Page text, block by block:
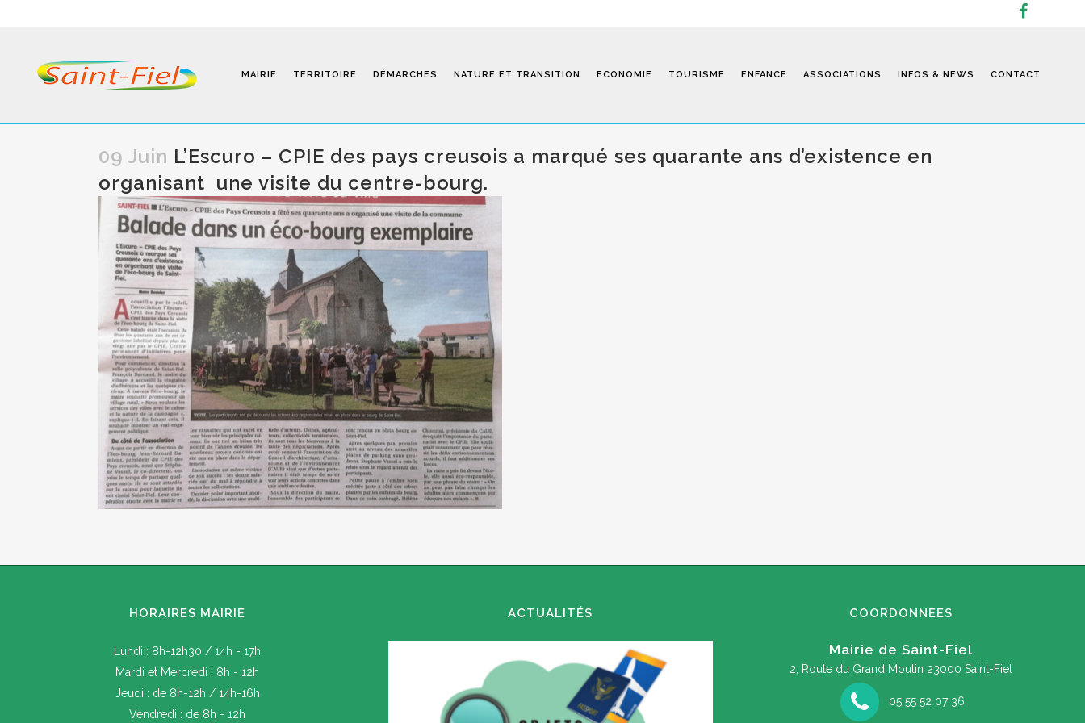
MAIRIE TERRITOIRE DÉMARCHES NATURE ET TRANSITION ECONOMIE TOURISME ENFANCE
Programmes
Infos Pratiques
Modalités D’inscription
Séjours
ASSOCIATIONS INFOS & NEWS CONTACT
09 Juin L’Escuro – CPIE des pays creusois a marqué ses quarante ans d’existence en
organisant une visite du centre-bourg.
HORAIRES MAIRIE
Lundi : 8h-12h30 / 14h - 17h
Mardi et Mercredi : 8h - 12h
Jeudi : de 8h-12h / 14h-16h
Vendredi : de 8h - 12h
ACTUALITÉS COORDONNEES
Mairie de Saint-Fiel
2, Route du Grand Moulin 23000 Saint-Fiel
05 55 52 07 36